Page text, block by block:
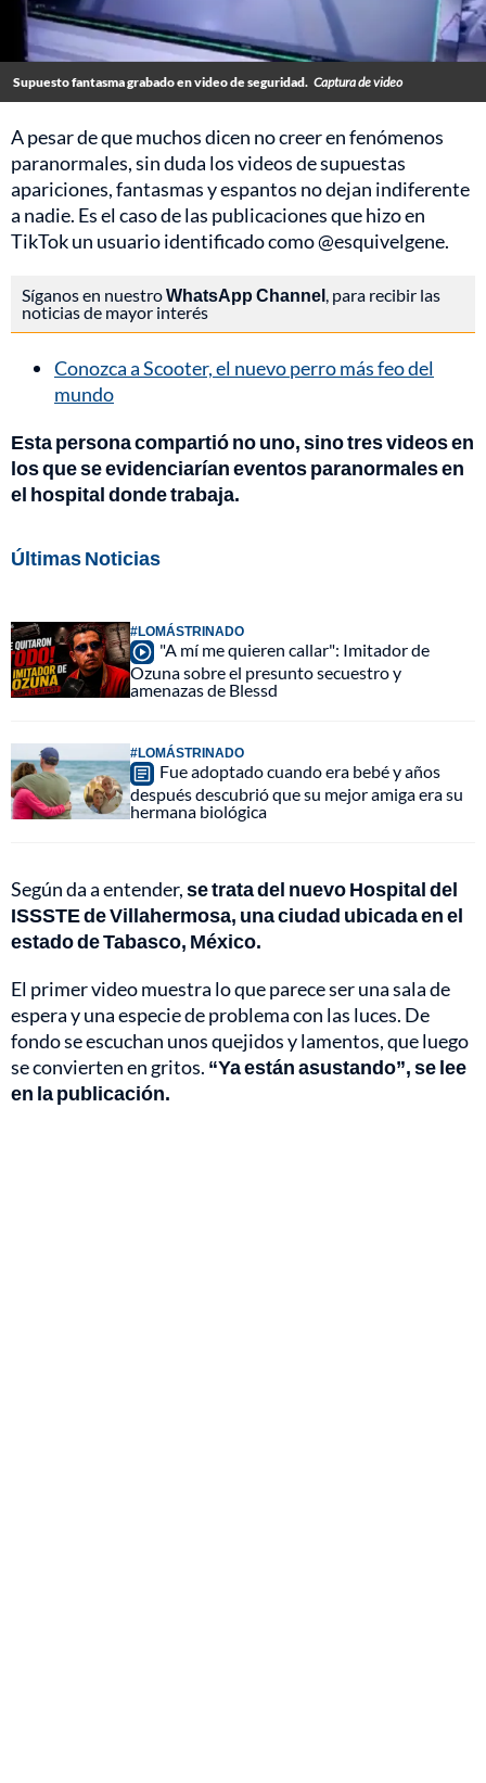
Supuesto fantasma grabado en video de seguridad. Captura de video
A pesar de que muchos dicen no creer en fenómenos
paranormales, sin duda los videos de supuestas
apariciones, fantasmas y espantos no dejan indiferente
a nadie. Es el caso de las publicaciones que hizo en
TikTok un usuario identificado como @esquivelgene.
Síganos en nuestroWhatsApp Channel, para recibir las
noticias de mayor interés
Conozca a Scooter, el nuevo perro más feo del
mundo
Esta persona compartió no uno, sino tres videos en
los que se evidenciarían eventos paranormales en
el hospital donde trabaja.
Últimas Noticias
#LOMÁSTRINADO
"A mí me quieren callar": Imitador de
Ozuna sobre el presunto secuestro y
amenazas de Blessd
#LOMÁSTRINADO
Fue adoptado cuando era bebé y años
después descubrió que su mejor amiga era su
hermana biológica
Según da a entender,se trata del nuevo Hospital del
ISSSTE de Villahermosa, una ciudad ubicada en el
estado de Tabasco, México.
El primer video muestra lo que parece ser una sala de
espera y una especie de problema con las luces. De
fondo se escuchan unos quejidos y lamentos, que luego
se convierten en gritos. “Ya están asustando”, se lee
en la publicación.